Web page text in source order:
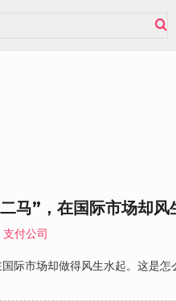
马”，在国际市场却风
支付公司
际市场却做得风生水起。这是